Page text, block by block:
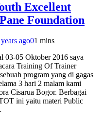
Excellent
Foundation
ago01 mins
03-05 Oktober 2016 saya
Training Of Trainer
program yang di gagas
3 hari 2 malam kami
Cisarua Bogor. Berbagai
ini yaitu materi Public